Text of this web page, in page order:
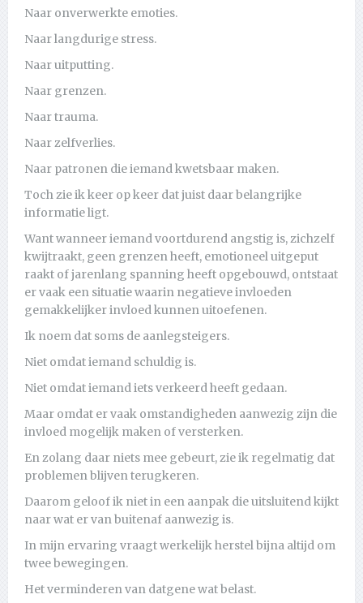
Naar onverwerkte emoties.
Naar langdurige stress.
Naar uitputting.
Naar grenzen.
Naar trauma.
Naar zelfverlies.
Naar patronen die iemand kwetsbaar maken.
Toch zie ik keer op keer dat juist daar belangrijke
informatie ligt.
Want wanneer iemand voortdurend angstig is, zichzelf
kwijtraakt, geen grenzen heeft, emotioneel uitgeput
raakt of jarenlang spanning heeft opgebouwd, ontstaat
er vaak een situatie waarin negatieve invloeden
gemakkelijker invloed kunnen uitoefenen.
Ik noem dat soms de aanlegsteigers.
Niet omdat iemand schuldig is.
Niet omdat iemand iets verkeerd heeft gedaan.
Maar omdat er vaak omstandigheden aanwezig zijn die
invloed mogelijk maken of versterken.
En zolang daar niets mee gebeurt, zie ik regelmatig dat
problemen blijven terugkeren.
Daarom geloof ik niet in een aanpak die uitsluitend kijkt
naar wat er van buitenaf aanwezig is.
In mijn ervaring vraagt werkelijk herstel bijna altijd om
twee bewegingen.
Het verminderen van datgene wat belast.